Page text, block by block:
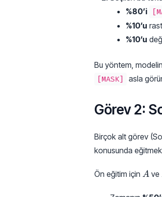
%80’i
%10’u
%10’u
Bu yöntem,
[MASK]
asla
Görev 2:
Birçok alt görev
konusunda eğitmek
Ön eğitim için A
A ve